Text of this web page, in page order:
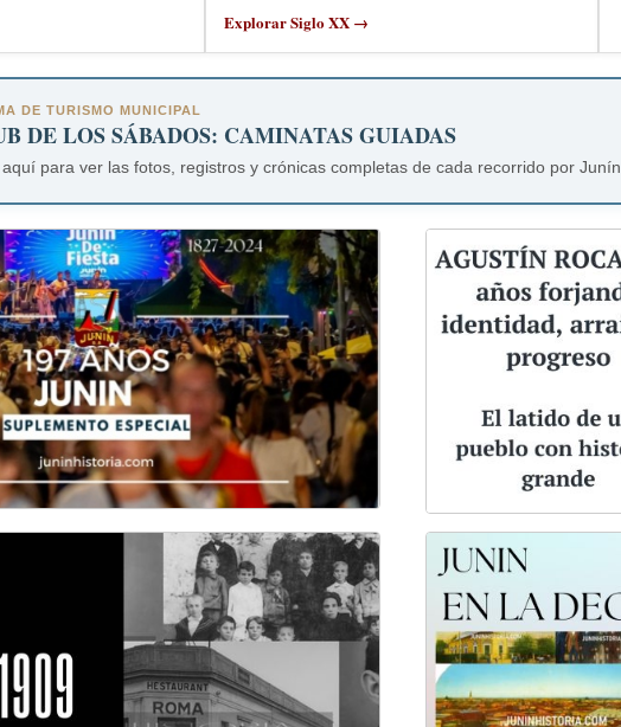
Explorar Siglo XX →
DE TURISMO MUNICIPAL
DE LOS SÁBADOS: CAMINATAS GUIADAS
para ver las fotos, registros y crónicas completas de cada recorrido por Junín.